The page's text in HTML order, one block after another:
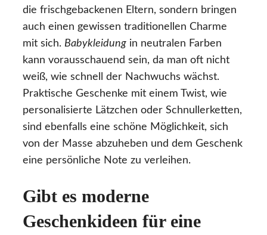
die frischgebackenen Eltern, sondern bringen
auch einen gewissen traditionellen Charme
mit sich. Babykleidung in neutralen Farben
kann vorausschauend sein, da man oft nicht
weiß, wie schnell der Nachwuchs wächst.
Praktische Geschenke mit einem Twist, wie
personalisierte Lätzchen oder Schnullerketten,
sind ebenfalls eine schöne Möglichkeit, sich
von der Masse abzuheben und dem Geschenk
eine persönliche Note zu verleihen.
Gibt es moderne
Geschenkideen für eine